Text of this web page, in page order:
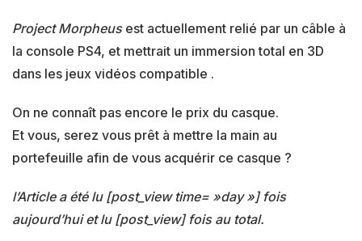
Project Morpheusest actuellement relié par un câble à
la console PS4, et mettrait un immersion total en 3D
dans les jeux vidéos compatible .
On ne connaît pas encore le prix du casque.
Et vous, serez vous prêt à mettre la main au
portefeuille afin de vous acquérir ce casque ?
l’Article a été lu [post_view time= »day »] fois
aujourd’hui et lu [post_view] fois au total.